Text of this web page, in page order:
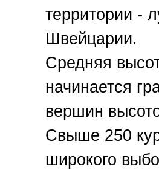
территории -
Швейцарии.
Средняя
начинается
вершин
Свыше 250
широкого